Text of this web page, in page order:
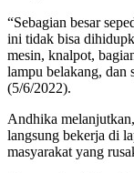
“Sebagian besar
ini tidak bisa
mesin, knalpot,
lampu belakang, dan
(5/6/2022).
Andhika
langsung bekerja di
masyarakat yang